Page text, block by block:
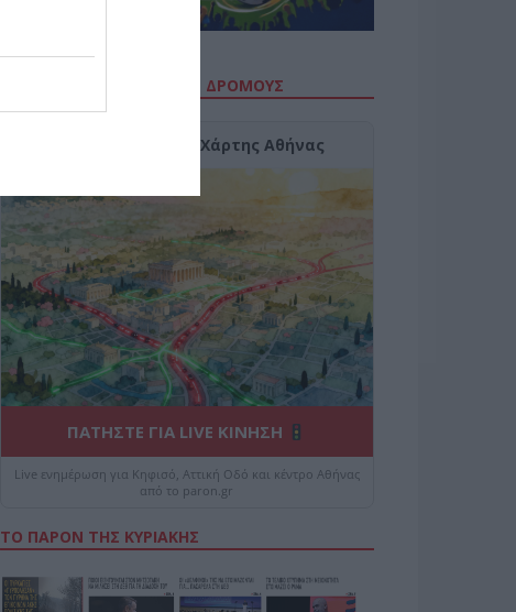
ΔΕΙΤΕ ΤΗΝ ΚΙΝΗΣΗ ΣΤΟΥΣ ΔΡΌΜΟΥΣ
Κίνηση Τώρα: Live Χάρτης Αθήνας
ΠΑΤΗΣΤΕ ΓΙΑ LIVE ΚΙΝΗΣΗ
Live ενημέρωση για Κηφισό, Αττική Οδό και κέντρο Αθήνας
από το paron.gr
ΤΟ ΠΑΡΟΝ ΤΗΣ ΚΥΡΙΑΚΗΣ